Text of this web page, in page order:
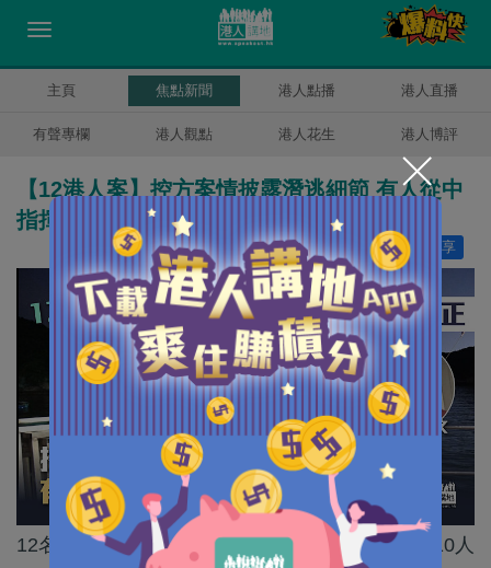
主頁 焦點新聞 港人點播 港人直播
有聲專欄 港人觀點 港人花生 港人博評
【12港人案】控方案情披露潛逃細節 有人從中
指揮協調分工仔細
分享
讚好 29
12名港人前年涉嫌偷渡離港，在內地水域被捕，10人